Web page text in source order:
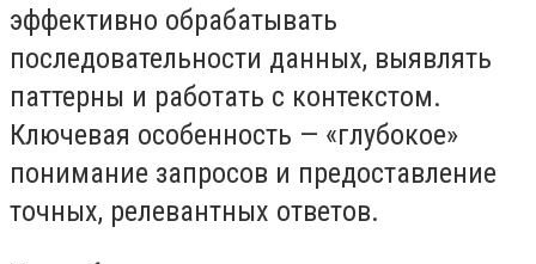
эффективно обрабатывать
последовательности данных, выявлять
паттерны и работать с контекстом.
Ключевая особенность — «глубокое»
понимание запросов и предоставление
точных, релевантных ответов.